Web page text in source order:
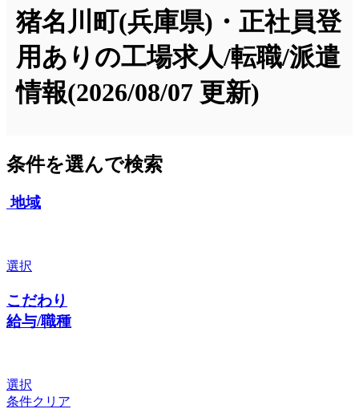
猪名川町(兵庫県)・正社員登
用ありの工場求人/転職/派遣
情報(2026/08/07 更新)
条件を選んで検索
地域
選択
こだわり
給与/職種
選択
条件クリア